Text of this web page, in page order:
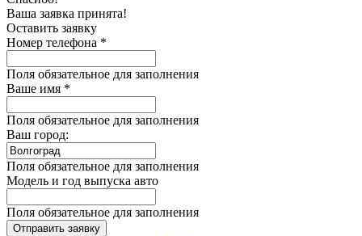
Ваша заявка принята!
Оставить заявку
Номер телефона *
Поля обязательное для заполнения
Ваше имя *
Поля обязательное для заполнения
Ваш город:
Поля обязательное для заполнения
Модель и год выпуска авто
Поля обязательное для заполнения
Отправить заявку